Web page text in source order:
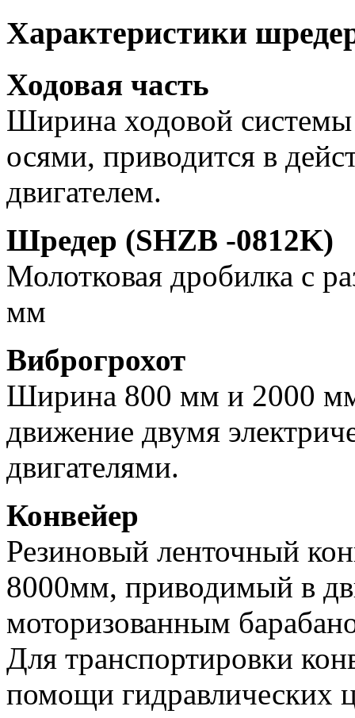
Характеристики
Ходовая часть
Ширина ходовой
осями, приводится в
двигателем.
Шредер (SHZB -0812K)
Молотковая дробилка с
мм
Виброгрохот
Ширина 800 мм и 2000
движение двумя
двигателями.
Конвейер
Резиновый ленточный
8000мм, приводимый в
моторизованным
Для транспортировки
помощи гидравлических